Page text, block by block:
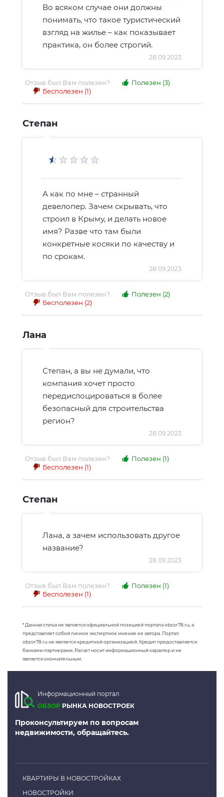
Во всяком случае они должны
понимать, что такое туристический
взгляд на жилье – как показывает
практика, он более строгий.
28.09.2023
Отзыв был Вам полезен? Полезен (3)
Бесполезен (1)
Степан
А как по мне – странный
девелопер. Зачем скрывать, что
строил в Крыму, и делать новое
имя? Разве что там были
конкретные косяки по качеству и
по срокам.
28.09.2023
Отзыв был Вам полезен? Полезен (2)
Бесполезен (2)
Лана
Степан, а вы не думали, что
компания хочет просто
передислоцироваться в более
безопасный для строительства
регион?
28.09.2023
Отзыв был Вам полезен? Полезен (1)
Бесполезен (1)
Степан
Лана, а зачем использовать другое
название?
28.09.2023
Отзыв был Вам полезен? Полезен (1)
Бесполезен (1)
* Данная статья не является официальной позицией портала obzor78.ru, а
представляет собой личное экспертное мнение ее автора. Портал
obzor78.ru не является кредитной организацией. Кредит предоставляется
банками-партнерами. Расчет носит информационный характер и не
является окончательным.
Информационный портал
ОБЗОР РЫНКА НОВОСТРОЕК
Проконсультируем по вопросам
недвижимости, обращайтесь.
КВАРТИРЫ В НОВОСТРОЙКАХ
НОВОСТРОЙКИ